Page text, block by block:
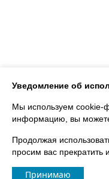
Уведомление об
Мы используем cookie-
информацию, вы
Продолжая
просим вас прекратить
Принимаю